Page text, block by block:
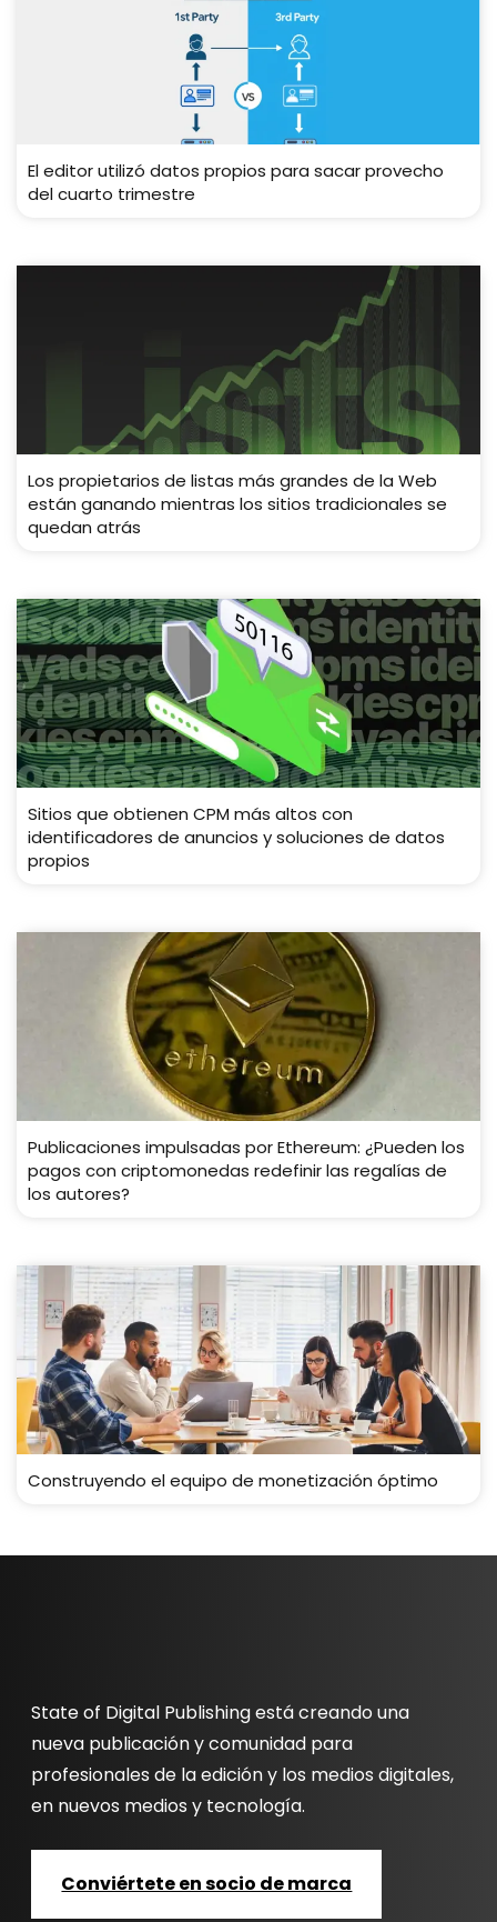
El editor utilizó datos propios para sacar provecho
del cuarto trimestre
Los propietarios de listas más grandes de la Web
están ganando mientras los sitios tradicionales se
quedan atrás
Sitios que obtienen CPM más altos con
identificadores de anuncios y soluciones de datos
propios
Publicaciones impulsadas por Ethereum: ¿Pueden los
pagos con criptomonedas redefinir las regalías de
los autores?
Construyendo el equipo de monetización óptimo
State of Digital Publishing está creando una
nueva publicación y comunidad para
profesionales de la edición y los medios digitales,
en nuevos medios y tecnología.
Conviértete en socio de marca